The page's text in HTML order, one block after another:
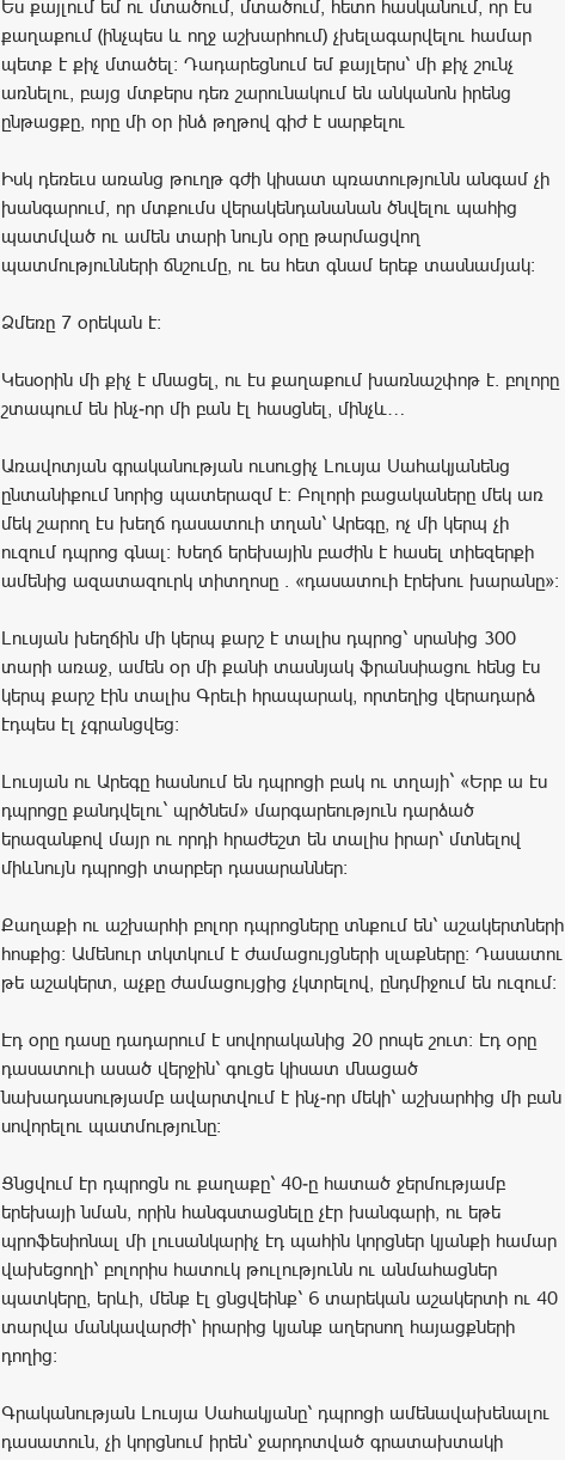
Ես քայլում եմ ու մտածում, մտածում, հետո հասկանում, որ էս
քաղաքում (ինչպես և ողջ աշխարհում) չխելագարվելու համար
պետք է քիչ մտածել։ Դադարեցնում եմ քայլերս՝ մի քիչ շունչ
առնելու, բայց մտքերս դեռ շարունակում են անկանոն իրենց
ընթացքը, որը մի օր ինձ թղթով գիժ է սարքելու
Իսկ դեռեւս առանց թուղթ գժի կիսատ պռատությունն անգամ չի
խանգարում, որ մտքումս վերակենդանանան ծնվելու պահից
պատմված ու ամեն տարի նույն օրը թարմացվող
պատմությունների ճնշումը, ու ես հետ գնամ երեք տասնամյակ։
Ձմեռը 7 օրեկան է։
Կեսօրին մի քիչ է մնացել, ու էս քաղաքում խառնաշփոթ է. բոլորը
շտապում են ինչ-որ մի բան էլ հասցնել, մինչև…
Առավոտյան գրականության ուսուցիչ Լուսյա Սահակյանենց
ընտանիքում նորից պատերազմ է։ Բոլորի բացակաները մեկ առ
մեկ շարող էս խեղճ դասատուի տղան՝ Արեգը, ոչ մի կերպ չի
ուզում դպրոց գնալ։ Խեղճ երեխային բաժին է հասել տիեզերքի
ամենից ազատազուրկ տիտղոսը . «դասատուի էրեխու խարանը»։
Լուսյան խեղճին մի կերպ քարշ է տալիս դպրոց՝ սրանից 300
տարի առաջ, ամեն օր մի քանի տասնյակ ֆրանսիացու հենց էս
կերպ քարշ էին տալիս Գրեւի հրապարակ, որտեղից վերադարձ
էդպես էլ չգրանցվեց։
Լուսյան ու Արեգը հասնում են դպրոցի բակ ու տղայի` «Երբ ա էս
դպրոցը քանդվելու` պրծնեմ» մարգարեություն դարձած
երազանքով մայր ու որդի հրաժեշտ են տալիս իրար՝ մտնելով
միևնույն դպրոցի տարբեր դասարաններ։
Քաղաքի ու աշխարհի բոլոր դպրոցները տնքում են՝ աշակերտների
հոսքից։ Ամենուր տկտկում է ժամացույցների սլաքները։ Դասատու
թե աշակերտ, աչքը ժամացույցից չկտրելով, ընդմիջում են ուզում։
Էդ օրը դասը դադարում է սովորականից 20 րոպե շուտ։ Էդ օրը
դասատուի ասած վերջին՝ գուցե կիսատ մնացած
նախադասությամբ ավարտվում է ինչ-որ մեկի՝ աշխարհից մի բան
սովորելու պատմությունը։
Ցնցվում էր դպրոցն ու քաղաքը՝ 40-ը հատած ջերմությամբ
երեխայի նման, որին հանգստացնելը չէր խանգարի, ու եթե
պրոֆեսիոնալ մի լուսանկարիչ էդ պահին կորցներ կյանքի համար
վախեցողի՝ բոլորիս հատուկ թուլությունն ու անմահացներ
պատկերը, երևի, մենք էլ ցնցվեինք՝ 6 տարեկան աշակերտի ու 40
տարվա մանկավարժի՝ իրարից կյանք աղերսող հայացքների
դողից։
Գրականության Լուսյա Սահակյանը՝ դպրոցի ամենավախենալու
դասատուն, չի կորցնում իրեն՝ ջարդոտված գրատախտակի